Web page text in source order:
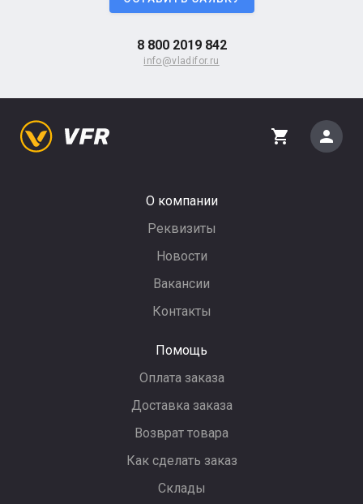
8 800 2019 842
info@vladifor.ru
О компании
Реквизиты
Новости
Вакансии
Контакты
Помощь
Оплата заказа
Доставка заказа
Возврат товара
Как сделать заказ
Склады
shopping_cart person